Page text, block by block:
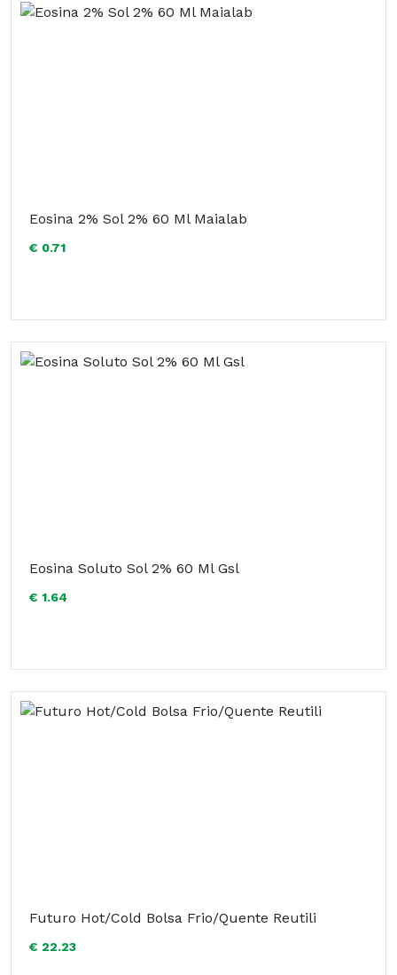
Eosina 2% Sol 2% 60 Ml Maialab
€ 0.71
Eosina Soluto Sol 2% 60 Ml Gsl
€ 1.64
Futuro Hot/Cold Bolsa Frio/Quente Reutili
€ 22.23